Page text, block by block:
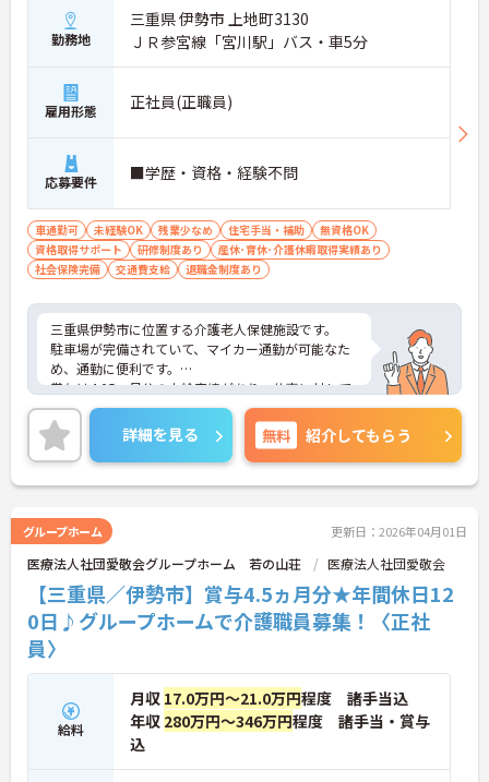
勤務地
三重県 伊勢市 上地町3130
ＪＲ参宮線「宮川駅」バス・車5分
雇用形態 正社員(正職員)
応募要件 ■学歴・資格・経験不問
車通勤可 未経験OK 残業少なめ 住宅手当・補助
無資格OK
資格取得サポート
研修制度あり
産休･育休･介護休暇取得実績あり
社会保険完備
交通費支給 退職金制度あり
三重県伊勢市に位置する介護老人保健施設です。
駐車場が完備されていて、マイカー通勤が可能なた
め、通勤に便利です。
賞与は4.05ヵ月分の支給実績があり、仕事に対して
のモチベーションアップに繋がりますね。
ご興味をお持ちの方には、詳細の情報や面接のポイ
ントをお伝えしますのでお気軽にお問い合わせくだ
さい。
詳細を見る 無料 紹介してもらう
グループホーム 更新日：2026年04月01日
医療法人社団愛敬会グループホーム 若の山荘 医療法人社団愛敬会
【三重県／伊勢市】賞与4.5ヵ月分★年間休日12
0日♪グループホームで介護職員募集！〈正社
員〉
給料
月収 17.0万円～21.0万円程度 諸手当込
年収 280万円～346万円程度 諸手当・賞与
込